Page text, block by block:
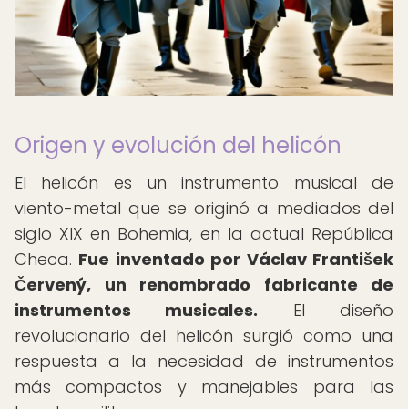
Origen y evolución del helicón
El helicón es un instrumento musical de
viento-metal que se originó a mediados del
siglo XIX en Bohemia, en la actual República
Checa. Fue inventado por Václav František
Červený, un renombrado fabricante de
instrumentos musicales. El diseño
revolucionario del helicón surgió como una
respuesta a la necesidad de instrumentos
más compactos y manejables para las